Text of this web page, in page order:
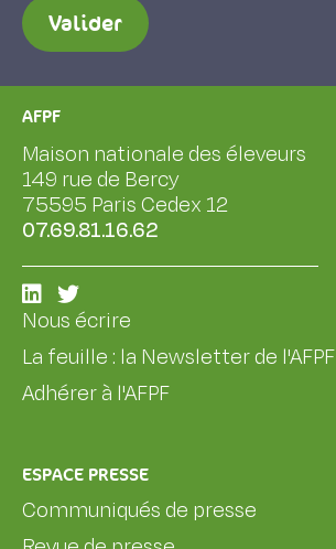
Valider
AFPF
Maison nationale des éleveurs
149 rue de Bercy
75595 Paris Cedex 12
07.69.81.16.62
Nous écrire
La feuille : la Newsletter de l'AFPF
Adhérer à l'AFPF
ESPACE PRESSE
Communiqués de presse